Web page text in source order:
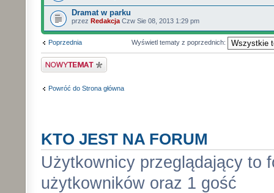
Dramat w parku
przez Redakcja Czw Sie 08, 2013 1:29 pm
Poprzednia Wyświetl tematy z poprzednich:
Wyślij nowy temat
Powróć do Strona główna
KTO JEST NA FORUM
Użytkownicy przeglądający to
użytkowników oraz 1 gość